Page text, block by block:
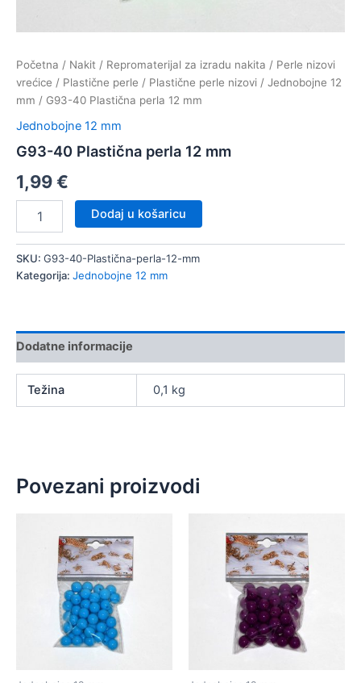
Početna / Nakit / Repromaterijal za izradu nakita / Perle nizovi
vrećice / Plastične perle / Plastične perle nizovi / Jednobojne 12
mm / G93-40 Plastična perla 12 mm
Jednobojne 12 mm
G93-40 Plastična perla 12 mm
1,99€
perla
12
Dodaj u košaricu
SKU: G93-40-Plastična-perla-12-mm
Kategorija: Jednobojne 12 mm
Dodatne informacije
Težina 0,1 kg
Povezani proizvodi